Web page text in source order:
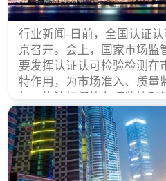
行业新闻-日前，全国认证
京召开。会上，国家市场监
要发挥认证认可检验检测在
特作用，为市场准入、质量
权、执法打假等各项监管职
据。